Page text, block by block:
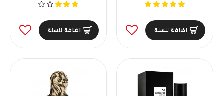
اضافة للسلة اضافة للسلة